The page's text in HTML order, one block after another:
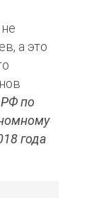
а это
по
года